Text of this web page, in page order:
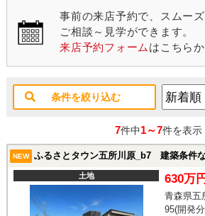
事前の来店予約で、スムー
ご相談～見学ができます。
来店予約フォーム はこちらか
条件を絞り込む
7件中1～7件を表示
NEW ふるさとタウン五所川原_b7 建築条件なし土地 65坪｜五所川原市
土地 630万円
青森県五
95(開発